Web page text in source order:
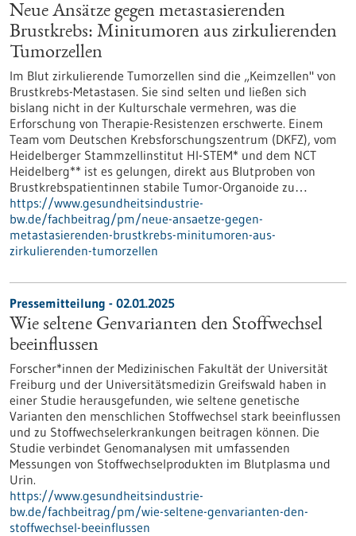
Neue Ansätze gegen metastasierenden
Brustkrebs: Minitumoren aus zirkulierenden
Tumorzellen
Im Blut zirkulierende Tumorzellen sind die „Keimzellen" von
Brustkrebs-Metastasen. Sie sind selten und ließen sich
bislang nicht in der Kulturschale vermehren, was die
Erforschung von Therapie-Resistenzen erschwerte. Einem
Team vom Deutschen Krebsforschungszentrum (DKFZ), vom
Heidelberger Stammzellinstitut HI-STEM* und dem NCT
Heidelberg** ist es gelungen, direkt aus Blutproben von
Brustkrebspatientinnen stabile Tumor-Organoide zu…
https://www.gesundheitsindustrie-
bw.de/fachbeitrag/pm/neue-ansaetze-gegen-
metastasierenden-brustkrebs-minitumoren-aus-
zirkulierenden-tumorzellen
Pressemitteilung - 02.01.2025
Wie seltene Genvarianten den Stoffwechsel
beeinflussen
Forscher*innen der Medizinischen Fakultät der Universität
Freiburg und der Universitätsmedizin Greifswald haben in
einer Studie herausgefunden, wie seltene genetische
Varianten den menschlichen Stoffwechsel stark beeinflussen
und zu Stoffwechselerkrankungen beitragen können. Die
Studie verbindet Genomanalysen mit umfassenden
Messungen von Stoffwechselprodukten im Blutplasma und
Urin.
https://www.gesundheitsindustrie-
bw.de/fachbeitrag/pm/wie-seltene-genvarianten-den-
stoffwechsel-beeinflussen